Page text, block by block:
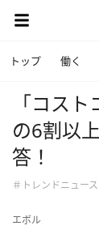
トップ 働く
「コス
の6割以
答！
＃トレンドニュース
エボル